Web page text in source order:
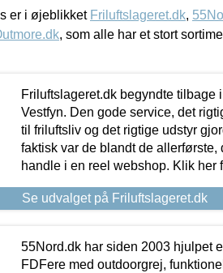
er i øjeblikket Friluftslageret.dk,
, som alle har et stort
Friluftslageret.dk begyndte
Vestfyn. Den gode service, det
til friluftsliv og det rigtige udstyr
faktisk var de blandt de
handle i en reel webshop. Klik her
Se udvalget på Friluftslageret.dk
55Nord.dk har siden 2003 hjulpet
FDFere med outdoorgrej,